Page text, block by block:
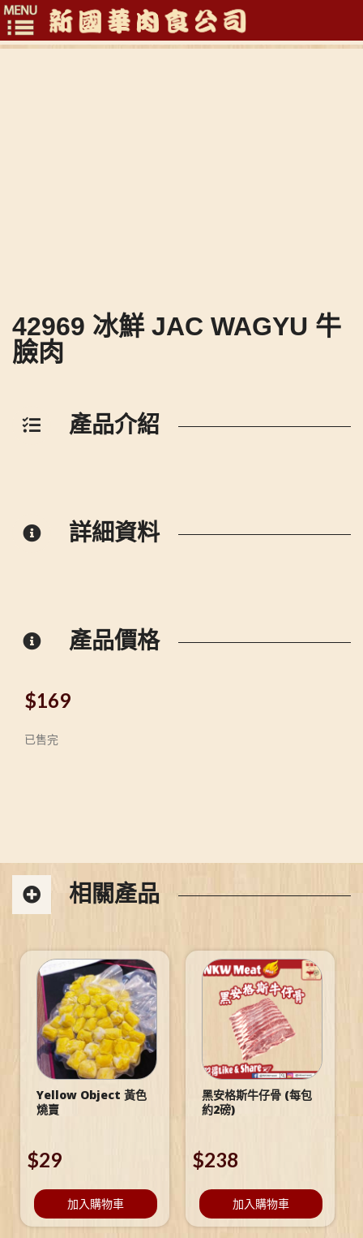
Toggle
42969 冰鮮 JAC WAGYU 牛
臉肉
產品介紹
詳細資料
產品價格
$169
已售完
相關產品
Yellow Object 黃色
燒賣
$29
加入購物車
黑安格斯牛仔骨 (每包
約2磅)
$238
加入購物車